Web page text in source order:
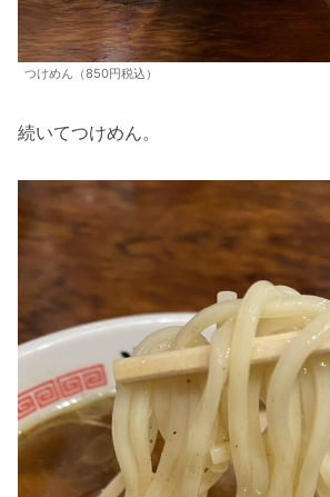
つけめん（850円税込）
続いてつけめん。